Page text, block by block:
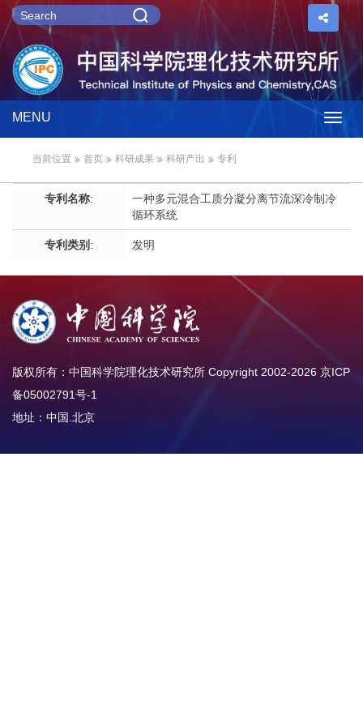
MENU
当前位置 首页 科研成果 科研产出 专利
专利名称:
一种多元混合工质分凝分离节流深冷制冷
循环系统
专利类别 : 发明
版权所有：中国科学院理化技术研究所 Copyright 2002-2026 京ICP
备05002791号-1
地址：中国.北京